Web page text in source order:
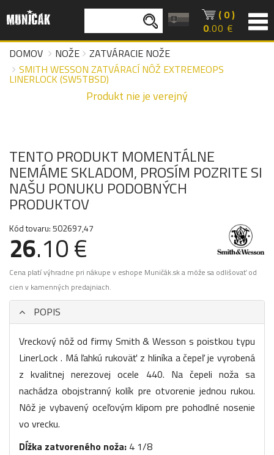
( 0 )
0.00 €
DOMOV
NOŽE
ZATVÁRACIE NOŽE
SMITH WESSON ZATVÁRACÍ NÔŽ EXTREMEOPS
LINERLOCK (SW5TBSD)
Produkt nie je verejný
TENTO PRODUKT MOMENTÁLNE
NEMÁME SKLADOM, PROSÍM POZRITE SI
NAŠU PONUKU PODOBNÝCH
PRODUKTOV
Kód tovaru: 502697,47
26.10 €
Cena platí výhradne pri nákupe v eshope Muničák.sk a môže sa odlišovať od
cien v kamenných predajniach.
POPIS
Vreckový nôž od firmy Smith & Wesson s poistkou typu
LinerLock . Má ľahkú rukoväť z hliníka a čepeľ je vyrobená
z kvalitnej nerezovej ocele 440. Na čepeli noža sa
nachádza obojstranný kolík pre otvorenie jednou rukou.
Nôž je vybavený oceľovým klipom pre pohodlné nosenie
vo vrecku.
Dĺžka zatvoreného noža: 4 1/8